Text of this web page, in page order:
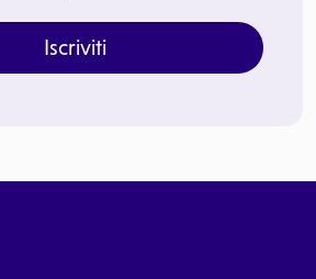
Iscriviti